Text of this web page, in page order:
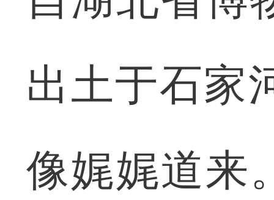
出土于石家
像娓娓道来